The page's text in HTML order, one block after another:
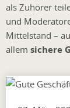
als Zuhörer
und
Mittelstand –
allem sichere